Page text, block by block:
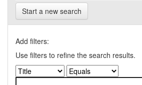
Start a new search
Add filters:
Use filters to refine the search results.